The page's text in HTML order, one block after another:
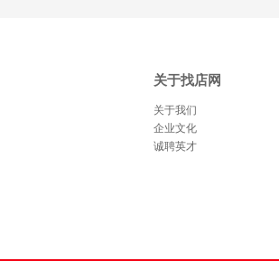
关于找店网
关于我们
企业文化
诚聘英才